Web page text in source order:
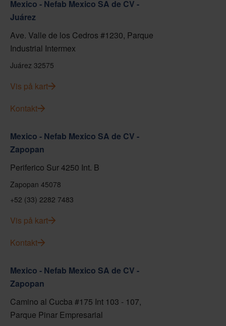
Mexico - Nefab Mexico SA de CV -
Juárez
Ave. Valle de los Cedros #1230, Parque
Industrial Intermex
Juárez 32575
Vis på kart
Kontakt
Mexico - Nefab Mexico SA de CV -
Zapopan
Periferico Sur 4250 Int. B
Zapopan 45078
+52 (33) 2282 7483
Vis på kart
Kontakt
Mexico - Nefab Mexico SA de CV -
Zapopan
Camino al Cucba #175 Int 103 - 107,
Parque Pinar Empresarial